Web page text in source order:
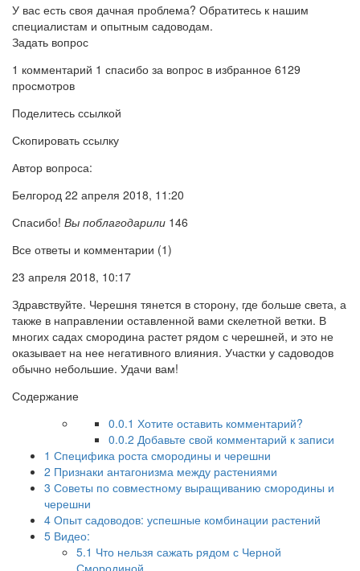
У вас есть своя дачная проблема? Обратитесь к нашим
специалистам и опытным садоводам.
Задать вопрос
1 комментарий 1 спасибо за вопрос в избранное 6129
просмотров
Поделитесь ссылкой
Скопировать ссылку
Автор вопроса:
Белгород 22 апреля 2018, 11:20
Спасибо! Вы поблагодарили 146
Все ответы и комментарии (1)
23 апреля 2018, 10:17
Здравствуйте. Черешня тянется в сторону, где больше света, а
также в направлении оставленной вами скелетной ветки. В
многих садах смородина растет рядом с черешней, и это не
оказывает на нее негативного влияния. Участки у садоводов
обычно небольшие. Удачи вам!
Содержание
0.0.1 Хотите оставить комментарий?
0.0.2 Добавьте свой комментарий к записи
1 Специфика роста смородины и черешни
2 Признаки антагонизма между растениями
3 Советы по совместному выращиванию смородины и
черешни
4 Опыт садоводов: успешные комбинации растений
5 Видео:
5.1 Что нельзя сажать рядом с Черной
Смородиной